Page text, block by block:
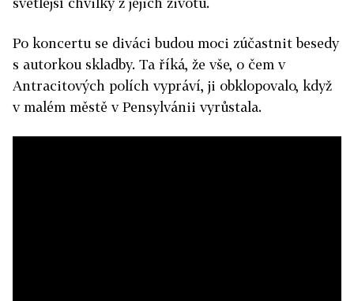
Po koncertu se diváci budou moci zúčastnit besedy
s autorkou skladby. Ta říká, že vše, o čem v
Antracitových polích vypráví, ji obklopovalo, když
v malém městě v Pensylvánii vyrůstala.